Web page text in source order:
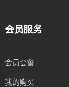
会员服务
会员套餐
我的购买